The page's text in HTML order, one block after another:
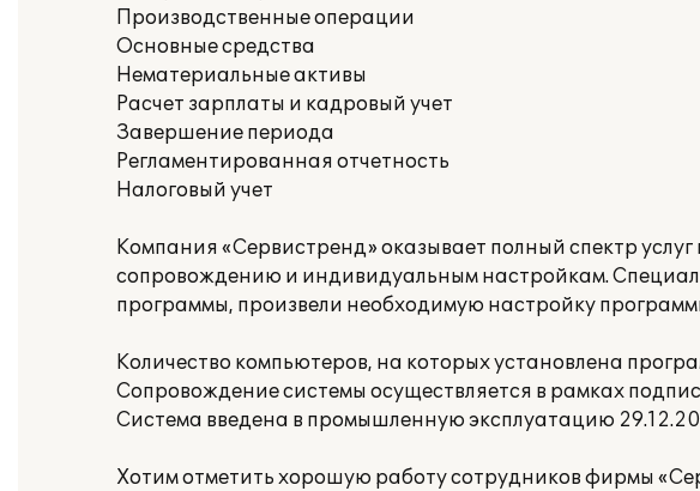
Производственные операции
Основные средства
Нематериальные активы
Расчет зарплаты и кадровый учет
Завершение периода
Регламентированная отчетность
Налоговый учет
Компания «Сервистренд» оказывает полный спектр
сопровождению и индивидуальным настройкам.
программы, произвели необходимую настройку
Количество компьютеров, на которых установлена
Сопровождение системы осуществляется в рамках
Система введена в промышленную эксплуатацию
Хотим отметить хорошую работу сотрудников фирмы